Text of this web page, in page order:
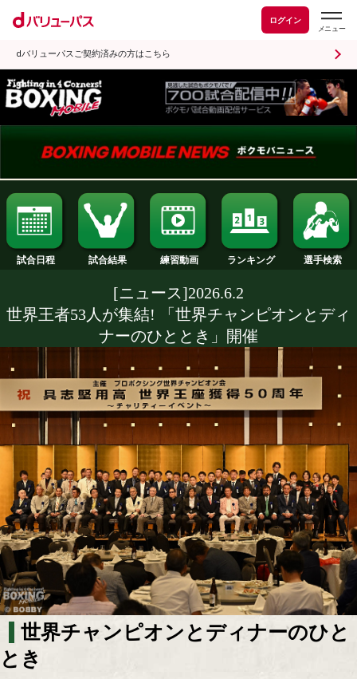
ログイン
dバリューパスご契約済みの方はこちら
試合日程 試合結果 練習動画 ランキング
[ニュース]2026.6.2
世界王者53人が集結! 「世界チャンピオ
ナーのひととき」開催